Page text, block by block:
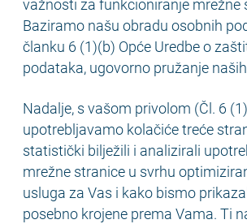
važnosti za funkcioniranje mrežne
Baziramo našu obradu osobnih
članku 6 (1)(b) Opće Uredbe o
podataka, ugovorno pružanje
Nadalje, s vašom privolom (Čl. 6
upotrebljavamo kolačiće treće
statistički bilježili i analizirali
mrežne stranice u svrhu
usluga za Vas i kako bismo
posebno krojene prema Vama. Ti